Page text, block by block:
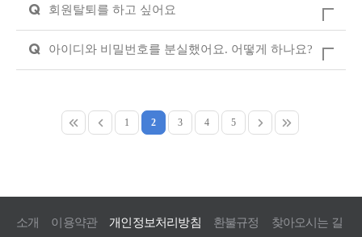
Q 회원탈퇴를 하고 싶어요
Q 아이디와 비밀번호를 분실했어요. 어떻게 하나요?
1 2 3 4 5
소개 이용약관 개인정보처리방침 환불규정 찾아오시는 길